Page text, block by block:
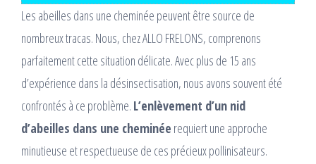
Les abeilles dans une cheminée peuvent être source de
nombreux tracas. Nous, chez ALLO FRELONS, comprenons
parfaitement cette situation délicate. Avec plus de 15 ans
d’expérience dans la désinsectisation, nous avons souvent été
confrontés à ce problème. L’enlèvement d’un nid
d’abeilles dans une cheminée requiert une approche
minutieuse et respectueuse de ces précieux pollinisateurs.